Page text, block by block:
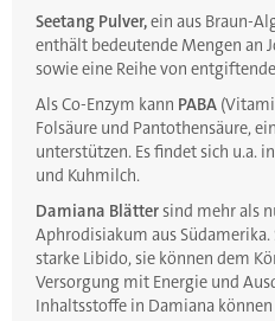
Seetang Pulver,ein aus Braun-
enthält bedeutende Mengen an
sowie eine Reihe von
Als Co-Enzym kann PABA
Folsäure und Pantothensäure,
unterstützen. Es findet sich u.a.
und Kuhmilch.
Damiana Blättersind mehr als
Aphrodisiakum aus
starke Libido, sie können dem
Versorgung mit Energie und
Inhaltsstoffe in Damiana